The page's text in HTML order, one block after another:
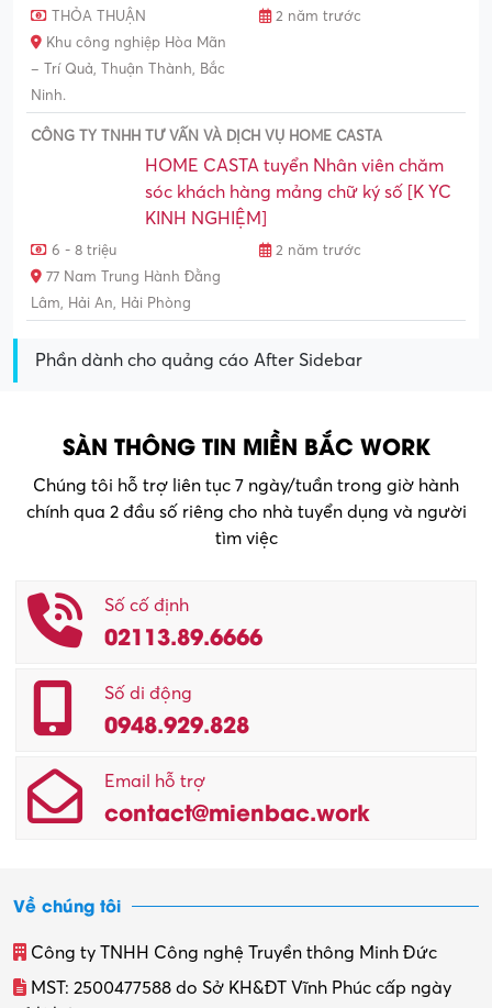
THỎA THUẬN
2 năm trước
Khu công nghiệp Hòa Mãn
– Trí Quả, Thuận Thành, Bắc
Ninh.
CÔNG TY TNHH TƯ VẤN VÀ DỊCH VỤ HOME CASTA
HOME CASTA tuyển Nhân viên chăm
sóc khách hàng mảng chữ ký số [K YC
KINH NGHIỆM]
6 - 8 triệu
2 năm trước
77 Nam Trung Hành Đằng
Lâm, Hải An, Hải Phòng
Phần dành cho quảng cáo After Sidebar
SÀN THÔNG TIN MIỀN BẮC WORK
Chúng tôi hỗ trợ liên tục 7 ngày/tuần trong giờ hành
chính qua 2 đầu số riêng cho nhà tuyển dụng và người
tìm việc
Số cố định
02113.89.6666
Số di động
0948.929.828
Email hỗ trợ
contact@mienbac.work
Về chúng tôi
Công ty TNHH Công nghệ Truyền thông Minh Đức
MST: 2500477588 do Sở KH&ĐT Vĩnh Phúc cấp ngày